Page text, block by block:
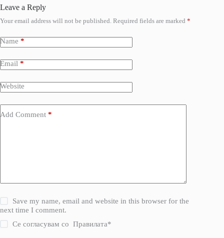
Leave a Reply
Your email address will not be published. Required fields are marked *
Name *
Email *
Website
Add Comment *
Save my name, email and website in this browser for the
next time I comment.
Се согласувам соПравилата*